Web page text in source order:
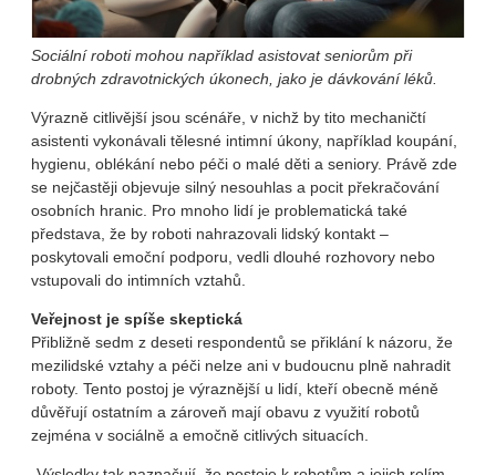
Sociální roboti mohou například asistovat seniorům při
drobných zdravotnických úkonech, jako je dávkování léků.
Výrazně citlivější jsou scénáře, v nichž by tito mechaničtí
asistenti vykonávali tělesné intimní úkony, například koupání,
hygienu, oblékání nebo péči o malé děti a seniory. Právě zde
se nejčastěji objevuje silný nesouhlas a pocit překračování
osobních hranic. Pro mnoho lidí je problematická také
představa, že by roboti nahrazovali lidský kontakt –
poskytovali emoční podporu, vedli dlouhé rozhovory nebo
vstupovali do intimních vztahů.
Veřejnost je spíše skeptická
Přibližně sedm z deseti respondentů se přiklání k názoru, že
mezilidské vztahy a péči nelze ani v budoucnu plně nahradit
roboty. Tento postoj je výraznější u lidí, kteří obecně méně
důvěřují ostatním a zároveň mají obavu z využití robotů
zejména v sociálně a emočně citlivých situacích.